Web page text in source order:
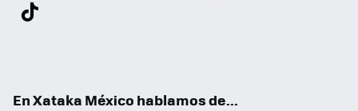
En Xataka México hablamos de...